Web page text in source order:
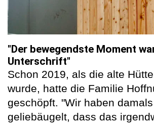
"Der bewegendste Moment
Unterschrift"
Schon 2019, als die alte
wurde, hatte die Familie
geschöpft. "Wir haben
geliebäugelt, dass das